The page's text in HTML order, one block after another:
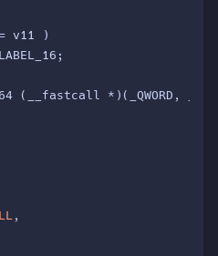
v11 )
(__fastcall *)(_QWORD,
,